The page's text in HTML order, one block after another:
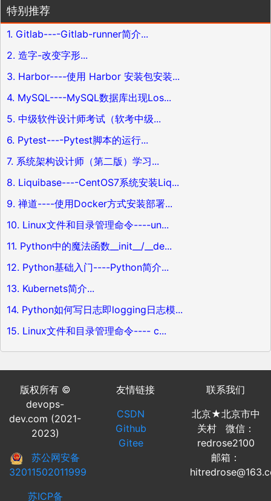
特别推荐
1. Gitlab----Gitlab-runner简介...
2. 造字-改变字形...
3. Harbor----使用 Harbor 安装包安装...
4. MySQL----MySQL数据库出现Los...
5. 中级软件设计师考试（软考中级...
6. Pytest----Pytest脚本的运行...
7. 系统架构设计师（第二版）学习...
8. Liquibase----CentOS7系统安装Liq...
9. 禅道----使用Docker方式安装部署...
10. Linux文件和目录管理命令----un...
11. Python中的魔法函数__init__/__de...
12. Python基础入门----Python简介...
13. Kubernets简介...
14. Python如何写日志即logging日志模...
15. Linux文件和目录管理命令---- c...
版权所有 ©
devops-
dev.com (2021-
2023)
苏公网安备
32011502011999
苏ICP备
友情链接
CSDN
Github
Gitee
联系我们
北京★北京市中
关村 微信：
redrose2100
邮箱：